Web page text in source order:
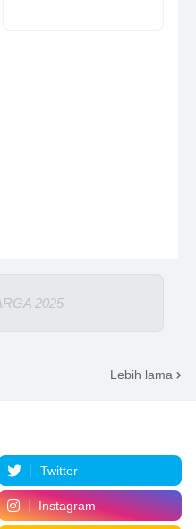
2025
Lebih lama
Twitter
Instagram